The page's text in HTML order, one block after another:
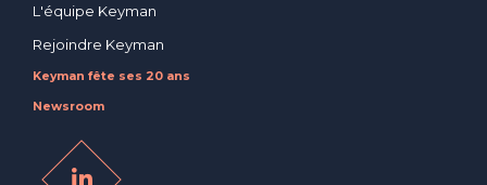
L'équipe Keyman
Rejoindre Keyman
Keyman fête ses 20 ans
Newsroom